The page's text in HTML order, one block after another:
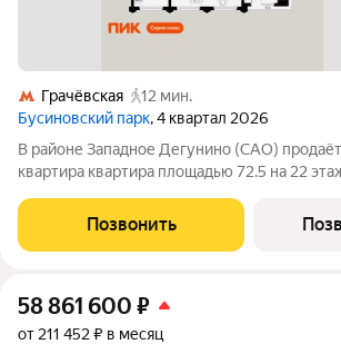
Грачёвская
12 мин.
Бусиновский парк, 4 квартал 2026
В районе Западное Дегунино (САО)
квартира квартира площадью 72.5 на 22
Удобное расположение: 20 минут пешком
«Ховрино» и 15 минут от МЦД
Позвонить
58 861 600 ₽
от 211 452 ₽ в месяц